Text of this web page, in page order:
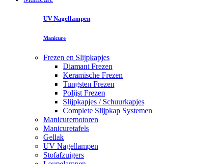
UV Nagellampen
Manicure
Frezen en Slijpkapjes
Diamant Frezen
Keramische Frezen
Tungsten Frezen
Polijst Frezen
Slijpkapjes / Schuurkapjes
Complete Slijpkap Systemen
Manicuremotoren
Manicuretafels
Gellak
UV Nagellampen
Stofafzuigers